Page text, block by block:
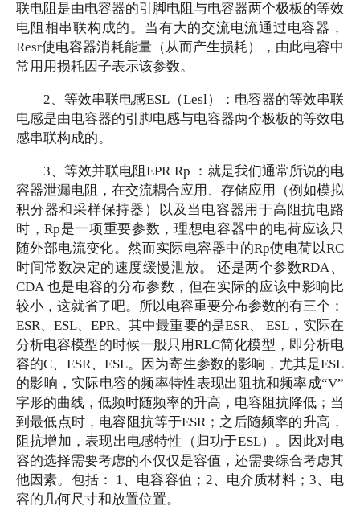
联电阻是由电容器的引脚电阻与电容器两个极板的等效
电阻相串联构成的。当有大的交流电流通过电容器，
Resr使电容器消耗能量（从而产生损耗），由此电容中
常用用损耗因子表示该参数。
2、等效串联电感ESL（Lesl）：电容器的等效串联
电感是由电容器的引脚电感与电容器两个极板的等效电
感串联构成的。
3、等效并联电阻EPR Rp ：就是我们通常所说的电
容器泄漏电阻，在交流耦合应用、存储应用（例如模拟
积分器和采样保持器）以及当电容器用于高阻抗电路
时，Rp是一项重要参数，理想电容器中的电荷应该只
随外部电流变化。然而实际电容器中的Rp使电荷以RC
时间常数决定的速度缓慢泄放。 还是两个参数RDA、
CDA 也是电容的分布参数，但在实际的应该中影响比
较小，这就省了吧。所以电容重要分布参数的有三个：
ESR、ESL、EPR。其中最重要的是ESR、 ESL，实际在
分析电容模型的时候一般只用RLC简化模型，即分析电
容的C、ESR、ESL。因为寄生参数的影响，尤其是ESL
的影响，实际电容的频率特性表现出阻抗和频率成“V”
字形的曲线，低频时随频率的升高，电容阻抗降低；当
到最低点时，电容阻抗等于ESR；之后随频率的升高，
阻抗增加，表现出电感特性（归功于ESL）。因此对电
容的选择需要考虑的不仅仅是容值，还需要综合考虑其
他因素。包括： 1、电容容值；2、电介质材料；3、电
容的几何尺寸和放置位置。